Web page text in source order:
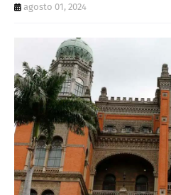
U
agosto 01, 2024